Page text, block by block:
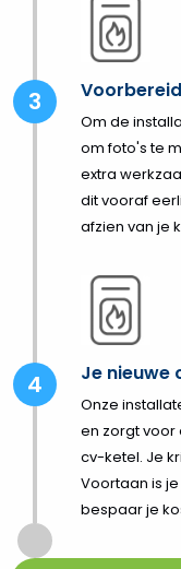
Om de
om foto's te
extra
dit vooraf
afzien van je
Je nieuwe
Onze
en zorgt voor
cv-ketel. Je
Voortaan is
bespaar je